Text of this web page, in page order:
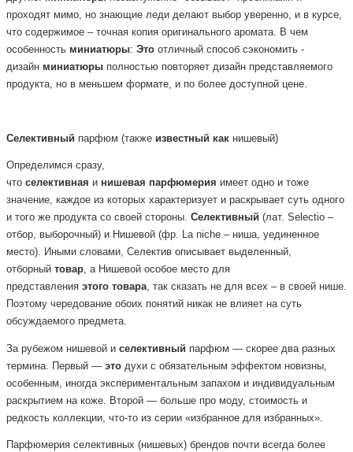
проходят мимо, но знающие леди делают выбор уверенно, и в курсе,
что содержимое – точная копия оригинального аромата. В чем
особенность миниатюры: Это отличный способ сэкономить -
дизайн миниатюры полностью повторяет дизайн представляемого
продукта, но в меньшем формате, и по более доступной цене.
Селективный парфюм (также известный как нишевый)
Определимся сразу,
что селективная и нишевая парфюмерия имеет одно и тоже
значение, каждое из которых характеризует и раскрывает суть одного
и того же продукта со своей стороны. Селективный (лат. Selectio –
отбор, выборочный) и Нишевой (фр. La niche – ниша, уединенное
место). Иными словами, Селектив описывает выделенный,
отборный товар, а Нишевой особое место для
представления этого товара, так сказать не для всех – в своей нише.
Поэтому чередование обоих понятий никак не влияет на суть
обсуждаемого предмета.
За рубежом нишевой и селективный парфюм — скорее два разных
термина. Первый — это духи с обязательным эффектом новизны,
особенным, иногда экспериментальным запахом и индивидуальным
раскрытием на коже. Второй — больше про моду, стоимость и
редкость коллекции, что-то из серии «избранное для избранных».
Парфюмерия селективных (нишевых) брендов почти всегда более